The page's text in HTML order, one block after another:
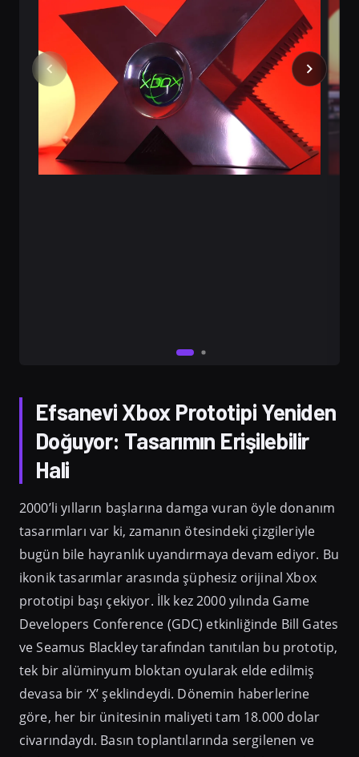
Efsanevi Xbox Prototipi Yeniden
Doğuyor: Tasarımın Erişilebilir
Hali
2000’li yılların başlarına damga vuran öyle donanım
tasarımları var ki, zamanın ötesindeki çizgileriyle
bugün bile hayranlık uyandırmaya devam ediyor. Bu
ikonik tasarımlar arasında şüphesiz orijinal Xbox
prototipi başı çekiyor. İlk kez 2000 yılında Game
Developers Conference (GDC) etkinliğinde Bill Gates
ve Seamus Blackley tarafından tanıtılan bu prototip,
tek bir alüminyum bloktan oyularak elde edilmiş
devasa bir ‘X’ şeklindeydi. Dönemin haberlerine
göre, her bir ünitesinin maliyeti tam 18.000 dolar
civarındaydı. Basın toplantılarında sergilenen ve